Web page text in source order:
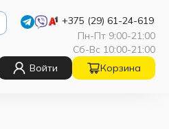
+375 (29) 61-24-619
Пн-Пт 9:00-21:00
Сб-Вс 10:00-21:00
Войти Корзина